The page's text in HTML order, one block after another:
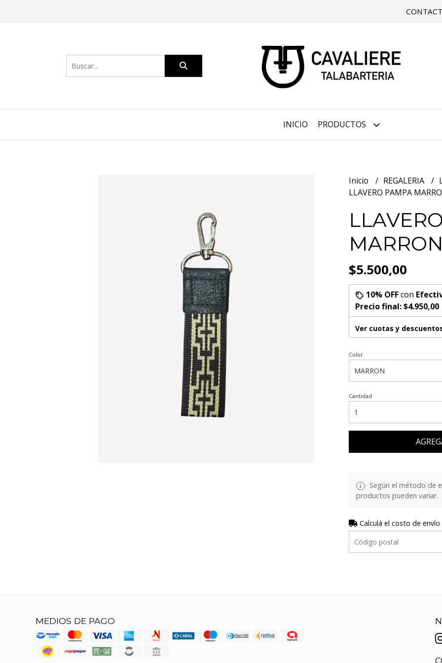
INICIO PRODUCTOS
Inicio REGALERIA
LLAVERO PAMPA
MARRON
$5.500,00
10% OFFcon
Precio final:$4.950,00
Ver cuotas y
Color
Cantidad
Según el método de
productos pueden variar.
Calculá el costo de envío
MEDIOS DE PAGO